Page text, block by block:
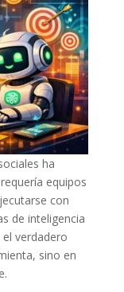
ha
equipos
con
de inteligencia
verdadero
sino en